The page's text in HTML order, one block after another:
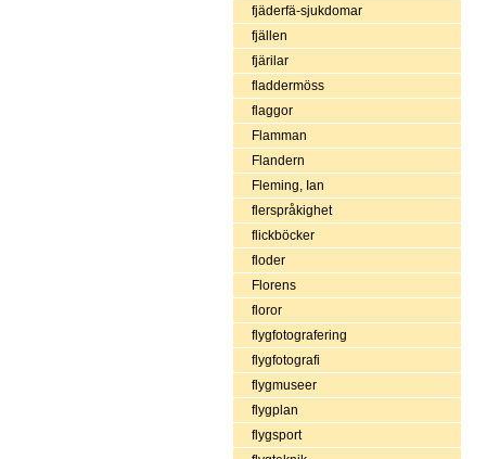
fjäderfä-sjukdomar
fjällen
fjärilar
fladdermöss
flaggor
Flamman
Flandern
Fleming, Ian
flerspråkighet
flickböcker
floder
Florens
floror
flygfotografering
flygfotografi
flygmuseer
flygplan
flygsport